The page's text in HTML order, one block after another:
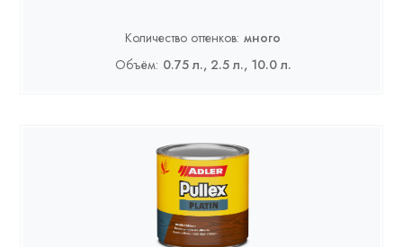
Количество оттенков: много
Объём: 0.75 л., 2.5 л., 10.0 л.